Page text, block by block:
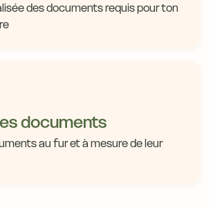
des documents requis pour ton
documents
au fur et à mesure de leur